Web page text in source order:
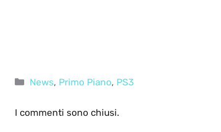
Categorie
News, Primo Piano, PS3
I commenti sono chiusi.